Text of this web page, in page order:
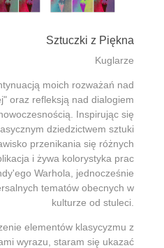
Sztuczki z Piękna
Kuglarze
moich rozważań nad
oraz refleksją nad dialogiem
Inspirując się
dziedzictwem sztuki
przenikania się różnych
i żywa kolorystyka prac
Warhola, jednocześnie
tematów obecnych w
kulturze od stuleci.
elementów klasycyzmu z
wyrazu, staram się ukazać